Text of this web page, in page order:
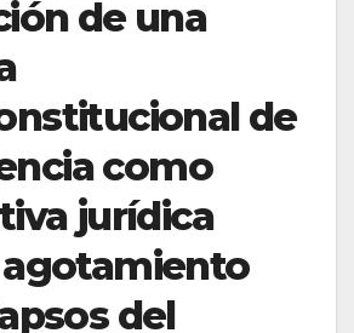
de una
de
como
jurídica
del